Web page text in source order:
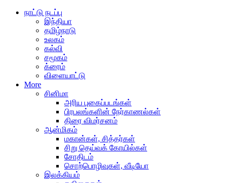
நாட்டு நடப்பு
இந்தியா
தமிழ்நாடு
உலகம்
கல்வி
சமூகம்
க்ரைம்
விளையாட்டு
More
சினிமா
அரிய புகைப்படங்கள்
பிரபலங்களின் நேர்காணல்கள்
திரை விமர்சனம்
ஆன்மிகம்
மகான்கள், சித்தர்கள்
சிறு தெய்வக் கோயில்கள்
சோதிடம்
சொற்பொழிவுகள், வீடியோ
இலக்கியம்